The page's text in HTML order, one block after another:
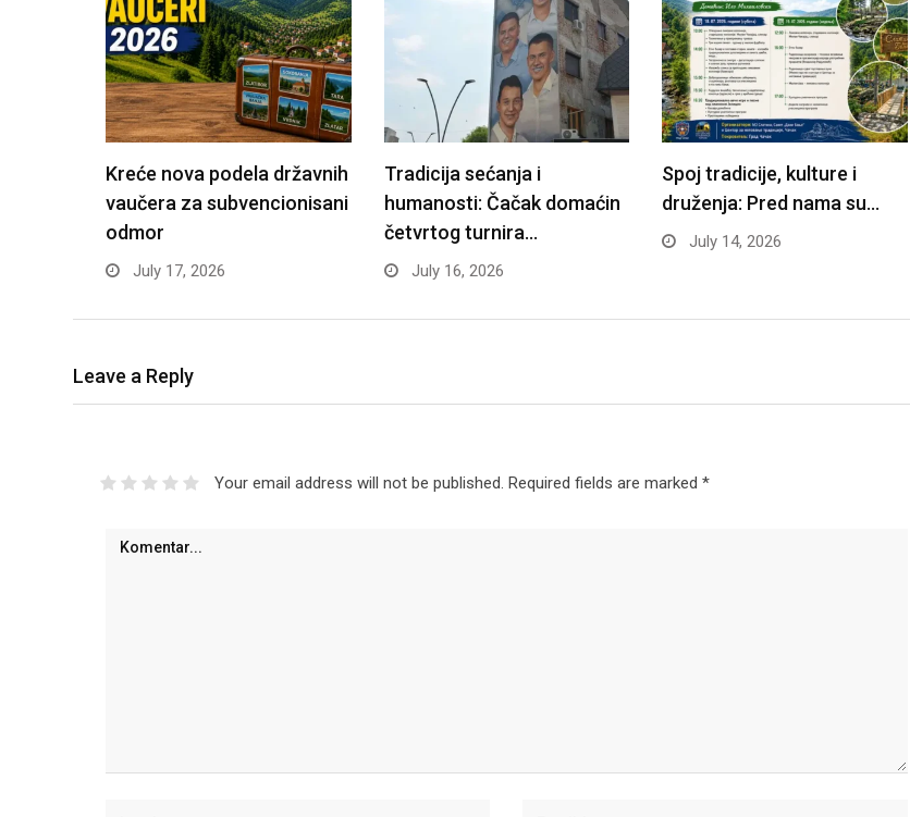
Kreće nova podela državnih
vaučera za subvencionisani
odmor
July 17, 2026
Tradicija sećanja i
humanosti: Čačak domaćin
četvrtog turnira…
July 16, 2026
Spoj tradicije, kulture i
druženja: Pred nama su…
July 14, 2026
Leave a Reply
Your email address will not be published. Required fields are marked *